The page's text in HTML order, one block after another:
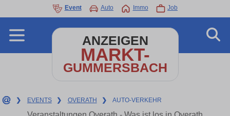
Event Auto Immo Job
ANZEIGEN
MARKT-
GUMMERSBACH
❯ EVENTS ❯ OVERATH ❯ AUTO-VERKEHR